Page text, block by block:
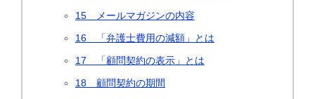
15 メールマガジンの内容
16 「弁護士費用の減額」とは
17 「顧問契約の表示」とは
18 顧問契約の期間